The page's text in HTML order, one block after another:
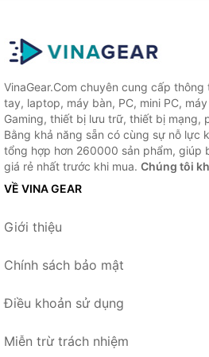
VinaGear.Com chuyên cung cấp
tay, laptop, máy bàn, PC, mini PC,
Gaming, thiết bị lưu trữ, thiết bị mạng,
Bằng khả năng sẵn có cùng sự nỗ lực
tổng hợp hơn 260000 sản phẩm, giúp
giá rẻ nhất trước khi mua. Chúng tôi
VỀ VINA GEAR
Giới thiệu
Chính sách bảo mật
Điều khoản sử dụng
Miễn trừ trách nhiệm